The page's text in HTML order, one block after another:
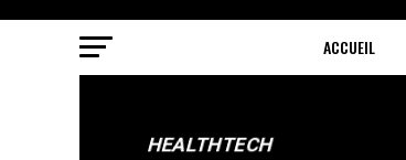
ACCUEIL
HEALTHTECH